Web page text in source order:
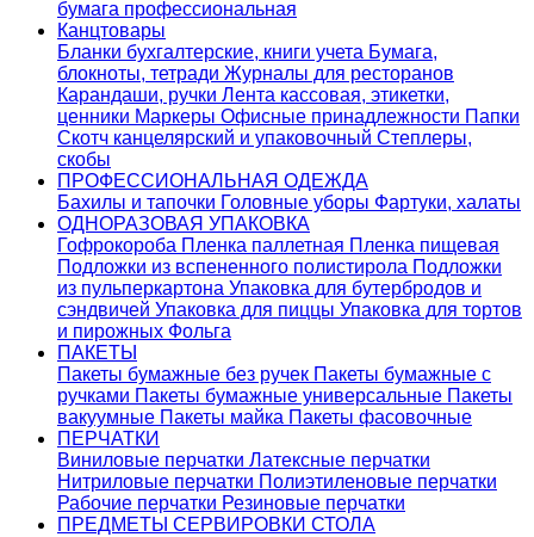
бумага профессиональная
Канцтовары
Бланки бухгалтерские, книги учета Бумага,
блокноты, тетради Журналы для ресторанов
Карандаши, ручки Лента кассовая, этикетки,
ценники Маркеры Офисные принадлежности Папки
Скотч канцелярский и упаковочный Степлеры,
скобы
ПРОФЕССИОНАЛЬНАЯ ОДЕЖДА
Бахилы и тапочки Головные уборы Фартуки, халаты
ОДНОРАЗОВАЯ УПАКОВКА
Гофрокороба Пленка паллетная Пленка пищевая
Подложки из вспененного полистирола Подложки
из пульперкартона Упаковка для бутербродов и
сэндвичей Упаковка для пиццы Упаковка для тортов
и пирожных Фольга
ПАКЕТЫ
Пакеты бумажные без ручек Пакеты бумажные с
ручками Пакеты бумажные универсальные Пакеты
вакуумные Пакеты майка Пакеты фасовочные
ПЕРЧАТКИ
Виниловые перчатки Латексные перчатки
Нитриловые перчатки Полиэтиленовые перчатки
Рабочие перчатки Резиновые перчатки
ПРЕДМЕТЫ СЕРВИРОВКИ СТОЛА